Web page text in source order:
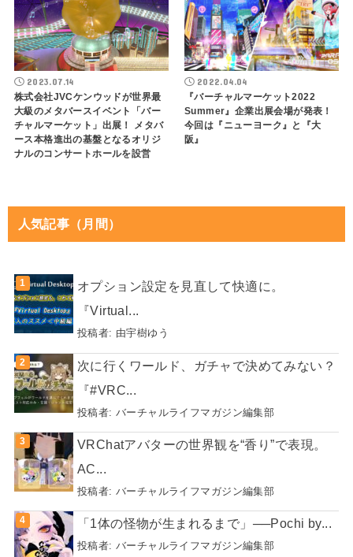
2023.07.14
株式会社JVCケンウッドが世界最
大級のメタバースイベント「バー
チャルマーケット」出展！ メタバ
ース本格進出の基盤となるオリジ
ナルのコンサートホールを設営
2022.04.04
『バーチャルマーケット2022
Summer』企業出展会場が発表！
今回は『ニューヨーク』と『大
阪』
人気記事（月間）
オプション設定を見直して快適に。
『Virtual...
投稿者: 由宇樹ゆう
次に行くワールド、ガチャで決めてみない？
『#VRC...
投稿者: バーチャルライフマガジン編集部
VRChatアバターの世界観を“香り”で表現。
AC...
投稿者: バーチャルライフマガジン編集部
「1体の怪物が生まれるまで」──Pochi by...
投稿者: バーチャルライフマガジン編集部